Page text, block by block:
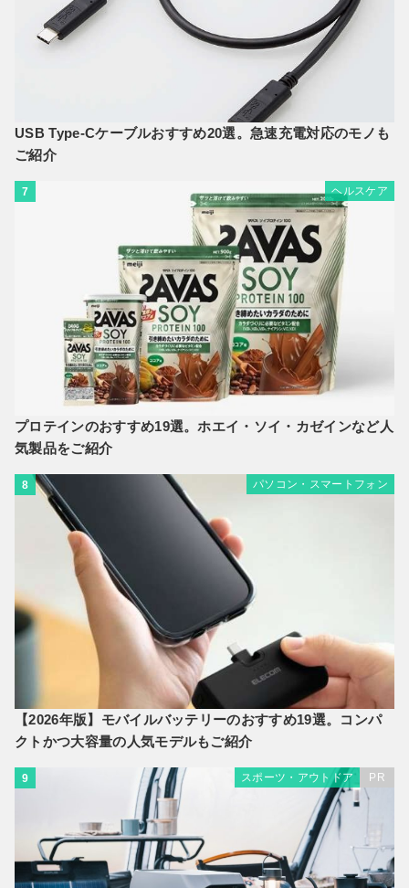
USB Type-Cケーブルおすすめ20選。急速充電対応のモノも
ご紹介
7 ヘルスケア
プロテインのおすすめ19選。ホエイ・ソイ・カゼインなど人
気製品をご紹介
8 パソコン・スマートフォン
【2026年版】モバイルバッテリーのおすすめ19選。コンパ
クトかつ大容量の人気モデルもご紹介
9 スポーツ・アウトドア PR